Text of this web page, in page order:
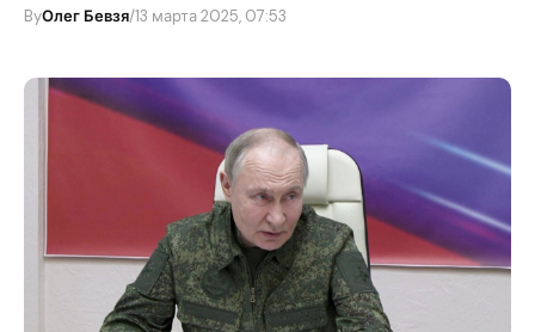
ByОлег Бевзя/13 марта 2025, 07:53